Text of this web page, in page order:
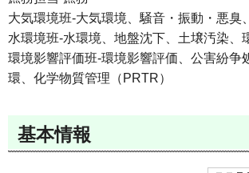
大気環境班-大気環境、騒音・振動・悪臭
水環境班-水環境、地盤沈下、土壌汚染、
環境影響評価班-環境影響評価、公害紛争
環、化学物質管理（PRTR）
基本情報